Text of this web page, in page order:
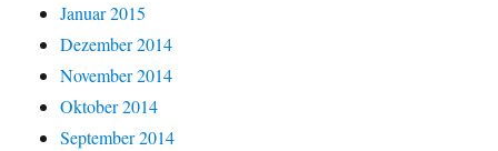
Januar 2015
Dezember 2014
November 2014
Oktober 2014
September 2014